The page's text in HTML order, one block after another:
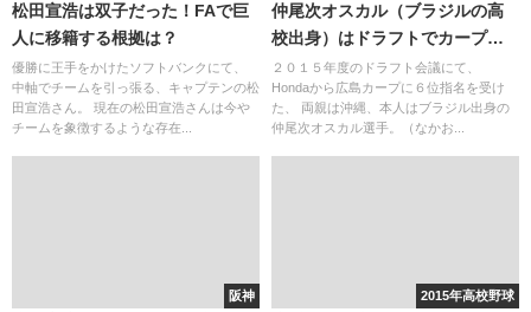
松田宣浩は双子だった！FAで巨
人に移籍する根拠は？
優勝に王手をかけたソフトバンクにて、
中軸でチームを引っ張る、キャプテンの松
田宣浩さん。 現在の松田宣浩さんは今や
チームを象徴するような存在...
仲尾次オスカル（ブラジルの高
校出身）はドラフトでカープ
へ！WBC時代からヤクルトへの
進路が期待されていた？両親は
沖縄出身
２０１５年度のドラフト会議にて、
Hondaから広島カープに６位指名を受け
た、 両親は沖縄、本人はブラジル出身の
仲尾次オスカル選手。（なかお...
阪神 2015年高校野球